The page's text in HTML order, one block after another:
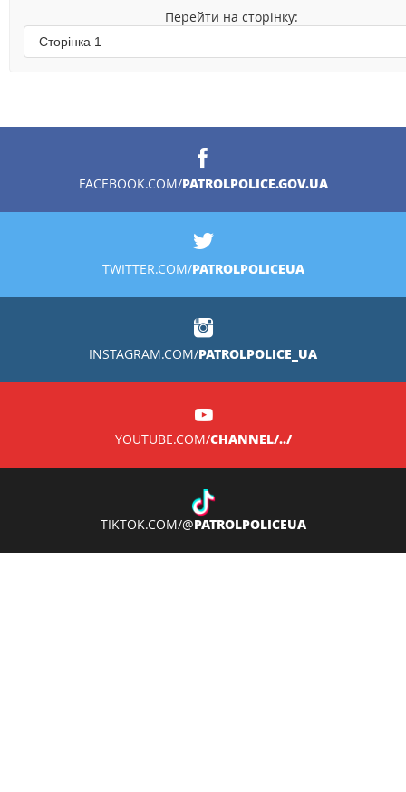
Перейти на сторінку:
FACEBOOK.COM/PATROLPOLICE.GOV.UA
TWITTER.COM/PATROLPOLICEUA
INSTAGRAM.COM/PATROLPOLICE_UA
YOUTUBE.COM/CHANNEL/../
TIKTOK.COM/@PATROLPOLICEUA